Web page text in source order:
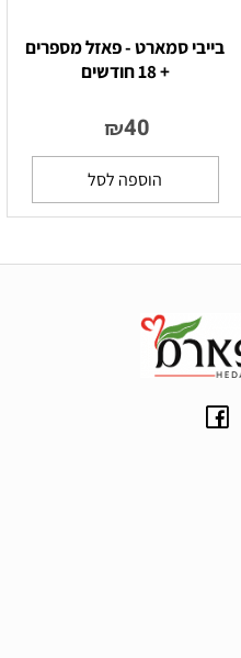
בייבי סמארט - פאזל מספרים
+ 18 חודשים
₪40
הוספה לסל